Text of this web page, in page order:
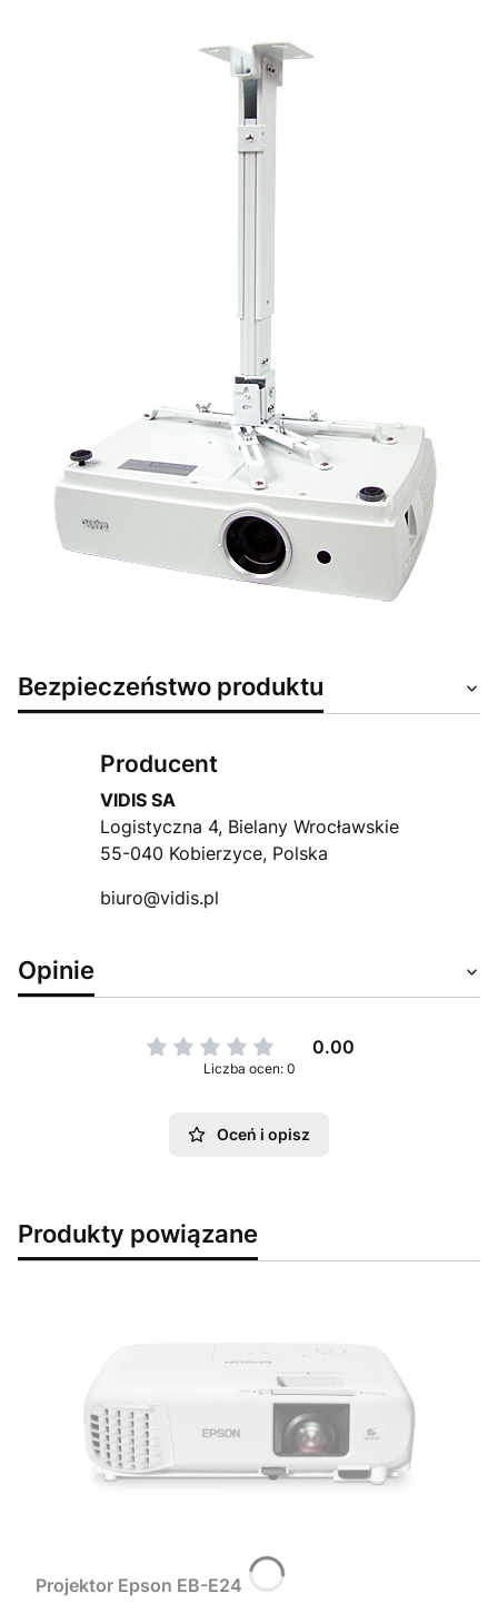
Bezpieczeństwo produktu
Producent
VIDIS SA
Logistyczna 4, Bielany Wrocławskie
55-040 Kobierzyce, Polska
biuro@vidis.pl
Opinie
0.00
Liczba ocen: 0
Oceń i opisz
Produkty powiązane
Projektor Epson EB-E24